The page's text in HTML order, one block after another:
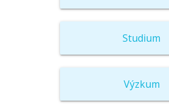
Studium
Výzkum